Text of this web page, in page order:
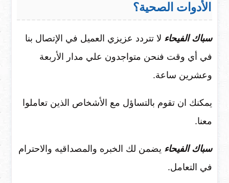
الأدوات الصحية؟
سباك الفيحاء لا تتردد عزيزي العميل في الإتصال بنا
في أي وقت فنحن متواجدون علي مدار الأربعة
وعشرين ساعة.
يمكنك ان تقوم بالتساؤل مع الأشخاص الذين تعاملوا
معنا.
سباك الفيحاء يضمن لك الخبره والمصداقيه والاحترام
في التعامل.